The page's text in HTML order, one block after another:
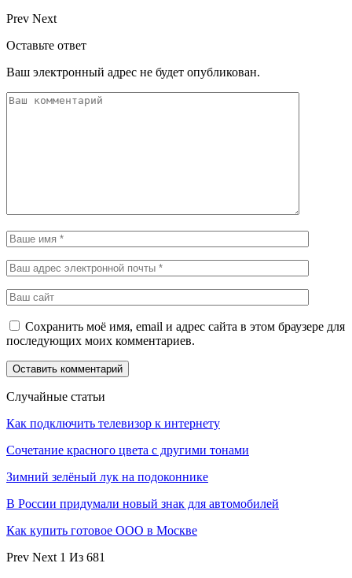
Prev Next
Оставьте ответ
Ваш электронный адрес не будет опубликован.
Сохранить моё имя, email и адрес сайта в этом браузере для
последующих моих комментариев.
Случайные статьи
Как подключить телевизор к интернету
Сочетание красного цвета с другими тонами
Зимний зелёный лук на подоконнике
В России придумали новый знак для автомобилей
Как купить готовое ООО в Москве
Prev Next 1 Из 681